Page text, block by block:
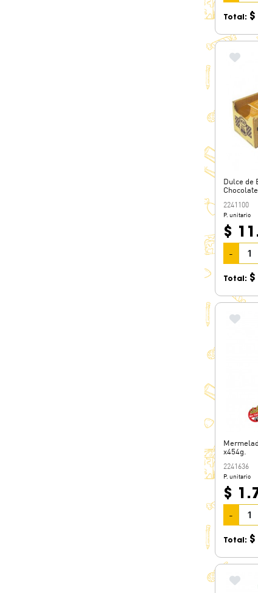
Total:
Dulce de
2241100
P. unitario
$
-
Total:
x454g.
2241636
P. unitario
$
-
Total: